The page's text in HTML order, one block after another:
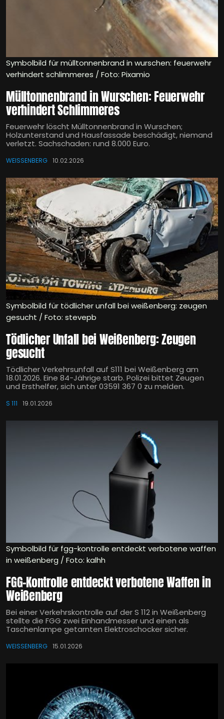
Symbolbild für mülltonnenbrand in wurschen: feuerwehr
verhindert schlimmeres / Foto: Pixamio
Mülltonnenbrand in Wurschen: Feuerwehr
verhindert Schlimmeres
Feuerwehr löscht Mülltonnenbrand in Wurschen;
Holzunterstand und Hausfassade beschädigt, niemand
verletzt. Sachschaden: rund 8.000 Euro.
WEISSENBERG 10.02.2026
Symbolbild für tödlicher unfall bei weißenberg: zeugen
gesucht / Foto: stevepb
Tödlicher Unfall bei Weißenberg: Zeugen
gesucht
Tödlicher Verkehrsunfall auf S111 bei Weißenberg am
18.01.2026. Eine 84-Jährige starb. Polizei bittet Zeugen
und Ersthelfer, sich unter 03591 367 0 zu melden.
S 111 19.01.2026
Symbolbild für fgg-kontrolle entdeckt verbotene waffen
in weißenberg / Foto: kalhh
FGG-Kontrolle entdeckt verbotene Waffen in
Weißenberg
Bei einer Verkehrskontrolle auf der S 112 in Weißenberg
stellte die FGG zwei Einhandmesser und einen als
Taschenlampe getarnten Elektroschocker sicher.
WEISSENBERG 15.01.2026